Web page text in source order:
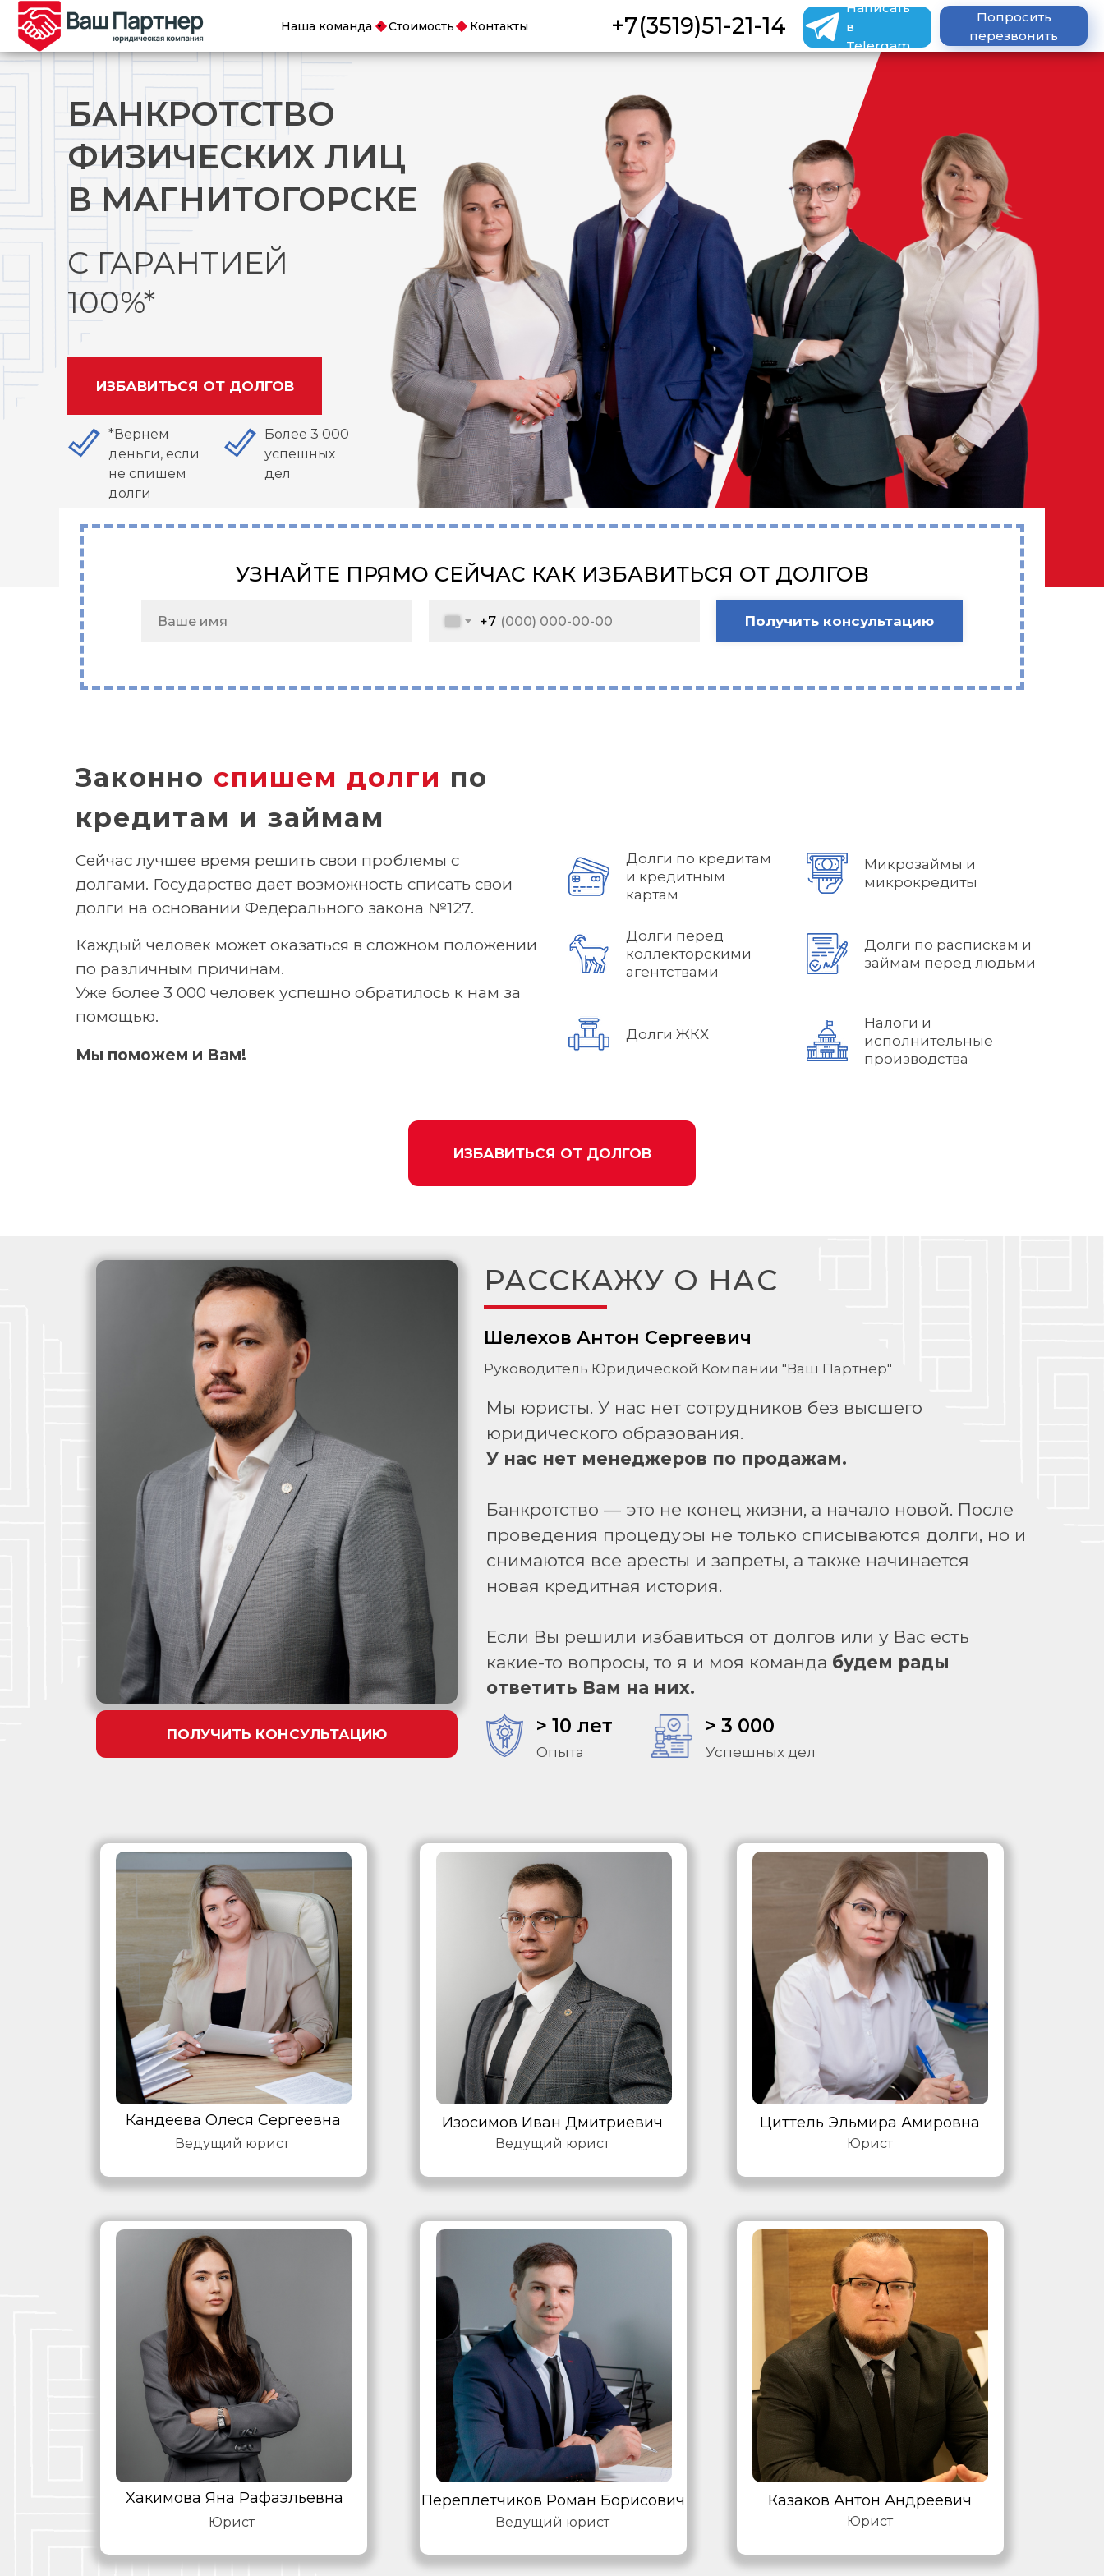
+7(3519)51-21-14
Контакты
Наша команда Стоимость
Попросить
перезвонить
Написать
в
Telergam
БАНКРОТСТВО
ФИЗИЧЕСКИХ ЛИЦ
В МАГНИТОГОРСКЕ
ИЗБАВИТЬСЯ ОТ ДОЛГОВ
С ГАРАНТИЕЙ
100%*
*Вернем
деньги, если
не спишем
долги
Более 3 000
успешных
дел
+7 Получить консультацию
УЗНАЙТЕ ПРЯМО СЕЙЧАС КАК ИЗБАВИТЬСЯ ОТ ДОЛГОВ
Долги ЖКХ
Налоги и
исполнительные
производства
Каждый человек может оказаться в сложном положении
по различным причинам.
Уже более 3 000 человек успешно обратилось к нам за
помощью.
Долги перед
коллекторскими
агентствами
Долги по распискам и
займам перед людьми
ИЗБАВИТЬСЯ ОТ ДОЛГОВ
Долги по кредитам
и кредитным
картам
Микрозаймы и
микрокредиты
Сейчас лучшее время решить свои проблемы с
долгами. Государство дает возможность списать свои
долги на основании Федерального закона №127.
Законно спишем долги по
кредитам и займам
Мы поможем и Вам!
Успешных дел
Мы юристы. У нас нет сотрудников без высшего
юридического образования.
У нас нет менеджеров по продажам.
Банкротство — это не конец жизни, а начало новой. После
проведения процедуры не только списываются долги, но и
снимаются все аресты и запреты, а также начинается
новая кредитная история.
Если Вы решили избавиться от долгов или у Вас есть
какие-то вопросы, то я и моя команда будем рады
ответить Вам на них.
РАССКАЖУ О НАС
> 3 000
Шелехов Антон Сергеевич
Руководитель Юридической Компании "Ваш Партнер"
ПОЛУЧИТЬ КОНСУЛЬТАЦИЮ
Опыта
> 10 лет
Ведущий юрист
Кандеева Олеся Сергеевна
Ведущий юрист
Изосимов Иван Дмитриевич
Юрист
Циттель Эльмира Амировна
Хакимова Яна Рафаэльевна
Юрист
Переплетчиков Роман Борисович
Ведущий юрист
Казаков Антон Андреевич
Юрист